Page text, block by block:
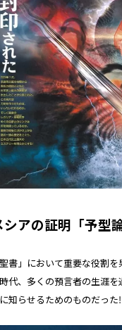
シアの証明「予型
書」において重要な役割を
代、多くの預言者の生涯
知らせるためのものだった